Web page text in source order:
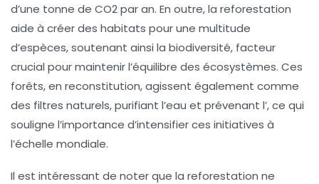
d’une tonne de CO2 par an. En outre, la reforestation
aide à créer des habitats pour une multitude
d’espèces, soutenant ainsi la biodiversité, facteur
crucial pour maintenir l’équilibre des écosystèmes. Ces
forêts, en reconstitution, agissent également comme
des filtres naturels, purifiant l’eau et prévenant l’, ce qui
souligne l’importance d’intensifier ces initiatives à
l’échelle mondiale.
Il est intéressant de noter que la reforestation ne